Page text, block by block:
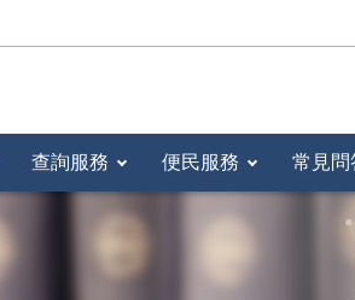
查詢服務 便民服務 常見問